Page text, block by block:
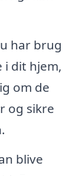
har brug
i dit hjem,
om de
og sikre
blive